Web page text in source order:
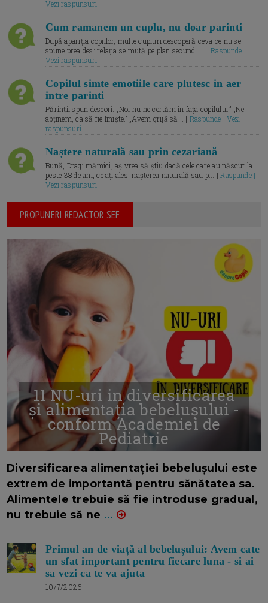
Vezi raspunsuri
Cum ramanem un cuplu, nu doar parinti
După apariția copiilor, multe cupluri descoperă ceva ce nu se
spune prea des: relația se mută pe plan secund. ... |Raspunde |
Vezi raspunsuri
Copilul simte emotiile care plutesc in aer
intre parinti
Părinții spun deseori: „Noi nu ne certăm în fața copilului.” „Ne
abținem, ca să fie liniște.” „Avem grijă să... | Raspunde | Vezi
raspunsuri
Naștere naturală sau prin cezariană
Bună, Dragi mămici, aș vrea să știu dacă cele care au născut la
peste 38 de ani, ce ați ales: nașterea naturală sau p... |Raspunde |
Vezi raspunsuri
PROPUNERI REDACTOR SEF
11 NU-uri in diversificarea
și alimentația bebelușului -
conform Academiei de
Pediatrie
Diversificarea alimentației bebelușului este
extrem de importantă pentru sănătatea sa.
Alimentele trebuie să fie introduse gradual,
nu trebuie să ne ...
Primul an de viață al bebelușului: Avem cate
un sfat important pentru fiecare luna - si ai
sa vezi ca te va ajuta
10/7/2026